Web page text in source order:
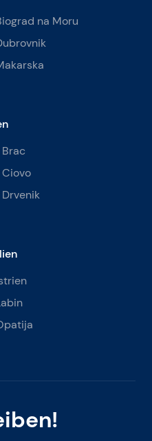
Badezimmer,
und einem Esszimmer
Untergeschoss dieses
na Moru